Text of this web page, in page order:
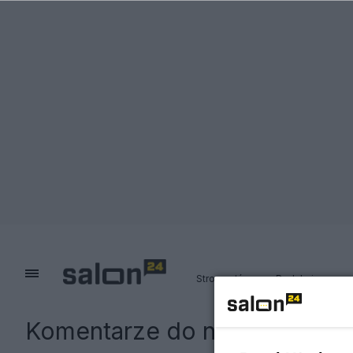
Strona główna Redakcja
Komentarze do notki: